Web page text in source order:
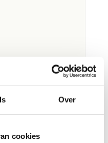
Over
cookies